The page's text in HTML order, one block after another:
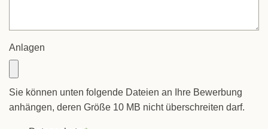
Anlagen
Sie können unten folgende Dateien an Ihre Bewerbung
anhängen, deren Größe 10 MB nicht überschreiten darf.